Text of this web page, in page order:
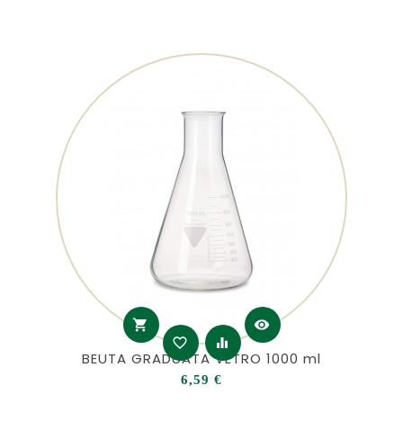
shopping_cart
favorite_border
equalizer
visibility
BEUTA GRADUATA VETRO 1000 ml
6,59 €